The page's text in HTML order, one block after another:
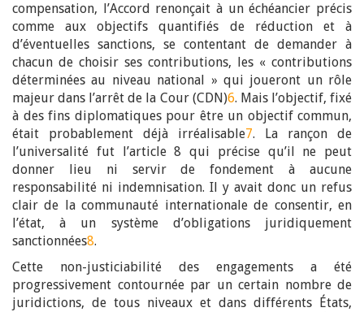
compensation, l’Accord renonçait à un échéancier précis
comme aux objectifs quantifiés de réduction et à
d’éventuelles sanctions, se contentant de demander à
chacun de choisir ses contributions, les « contributions
déterminées au niveau national » qui joueront un rôle
majeur dans l’arrêt de la Cour (CDN)6. Mais l’objectif, fixé
à des fins diplomatiques pour être un objectif commun,
était probablement déjà irréalisable7. La rançon de
l’universalité fut l’article 8 qui précise qu’il ne peut
donner lieu ni servir de fondement à aucune
responsabilité ni indemnisation. Il y avait donc un refus
clair de la communauté internationale de consentir, en
l’état, à un système d’obligations juridiquement
sanctionnées8.
Cette non-justiciabilité des engagements a été
progressivement contournée par un certain nombre de
juridictions, de tous niveaux et dans différents États,